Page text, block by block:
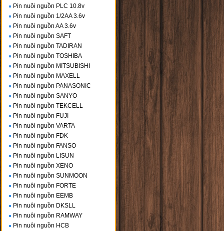
Pin nuôi nguồn PLC 10.8v
Pin nuôi nguồn 1/2AA 3.6v
Pin nuôi nguồn AA 3.6v
Pin nuôi nguồn SAFT
Pin nuôi nguồn TADIRAN
Pin nuôi nguồn TOSHIBA
Pin nuôi nguồn MITSUBISHI
Pin nuôi nguồn MAXELL
Pin nuôi nguồn PANASONIC
Pin nuôi nguồn SANYO
Pin nuôi nguồn TEKCELL
Pin nuôi nguồn FUJI
Pin nuôi nguồn VARTA
Pin nuôi nguồn FDK
Pin nuôi nguồn FANSO
Pin nuôi nguồn LISUN
Pin nuôi nguồn XENO
Pin nuôi nguồn SUNMOON
Pin nuôi nguồn FORTE
Pin nuôi nguồn EEMB
Pin nuôi nguồn DKSLL
Pin nuôi nguồn RAMWAY
Pin nuôi nguồn HCB